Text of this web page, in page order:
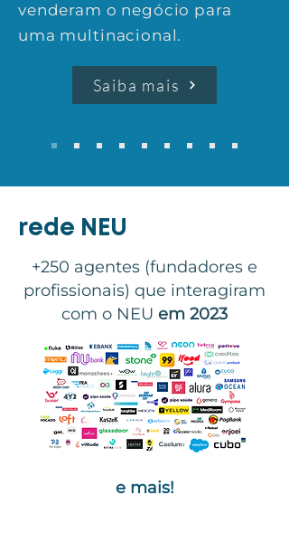
venderam o negócio para
uma multinacional.
Saiba mais
rede NEU
+250 agentes (fundadores e
profissionais) que interagiram
com o NEU em 2023
e mais!